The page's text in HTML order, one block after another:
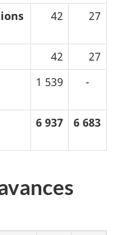
42 27
42
27
1 539 -
6 937 6 683